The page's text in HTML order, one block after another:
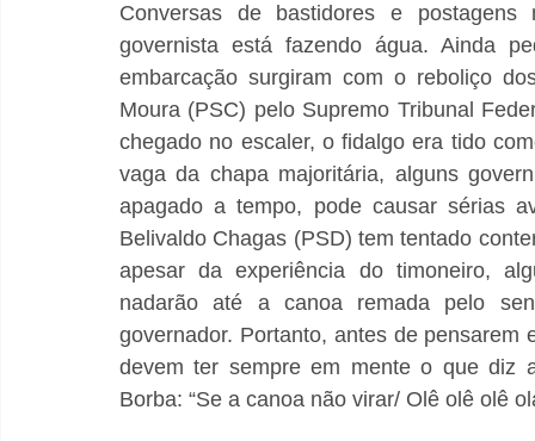
Conversas de bastidores e
governista está fazendo água. Ainda
embarcação surgiram com o reboliço
Moura (PSC) pelo Supremo Tribunal
chegado no escaler, o fidalgo era tido
vaga da chapa majoritária, alguns
apagado a tempo, pode causar sérias
Belivaldo Chagas (PSD) tem tentado
apesar da experiência do timoneiro,
nadarão até a canoa remada pelo
governador. Portanto, antes de
devem ter sempre em mente o que diz
Borba: “Se a canoa não virar/ Olê olê olê